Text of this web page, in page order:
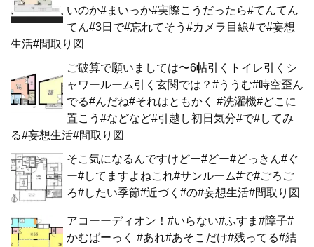
いのか#まいっか#実際こうだったら#てんてん
てん#3日で#忘れてそう#カメラ目線#で#妄想
生活#間取り図
ご破算で願いましては〜6帖引くトイレ引くシ
ャワールーム引く玄関では？#ううむ#時空歪ん
でる#んだね#それはともかく #洗濯機#どこに
置こう#などなど#引越し初日気分#で#してみ
る#妄想生活#間取り図
そこ気になるんですけどー#どー#どっきん#ぐ
ー#してますよねこれ#サンルーム#で#ごろご
ろ#したい季節#近づく#の#妄想生活#間取り図
アコーーディオン！#いらない#ふすま#障子#
かむばーっく #あれ#あそこだけ#残ってる#結